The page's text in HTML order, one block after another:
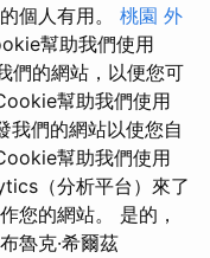
個人有用。 桃園 外
幫助我們使用
們的網站，以便您可
幫助我們使用
我們的網站以使您自
幫助我們使用
（分析平台）來了
您的網站。 是的，
魯克·希爾茲